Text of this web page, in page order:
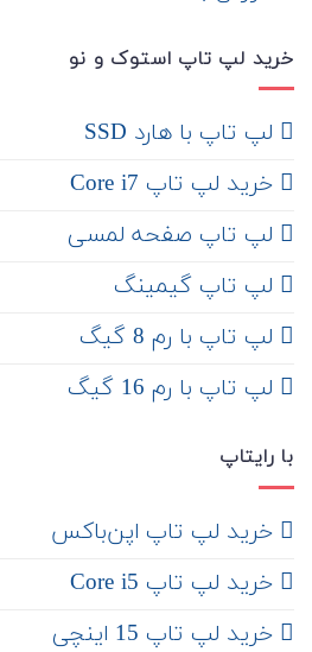
خرید لپ تاپ استوک و نو
لپ تاپ با هارد SSD
خرید لپ تاپ Core i7
لپ تاپ صفحه لمسی
لپ تاپ گیمینگ
لپ تاپ با رم 8 گیگ
لپ تاپ با رم 16 گیگ
با رایتاپ
‌ خرید لپ تاپ اپن‌باکس
خرید لپ تاپ Core i5
‌‌ خرید لپ تاپ 15 اینچی